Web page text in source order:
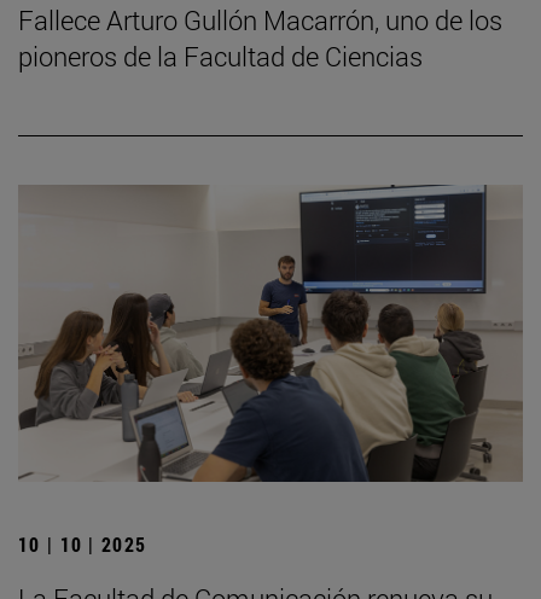
Fallece Arturo Gullón Macarrón, uno de los
pioneros de la Facultad de Ciencias
10 | 10 | 2025